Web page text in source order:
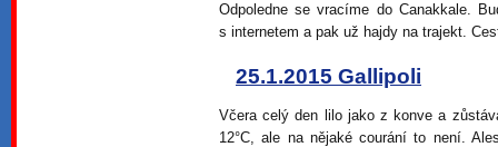
Odpoledne se vracíme do Canakkale.
s internetem a pak už hajdy na trajekt.
25.1.2015 Gallipoli
Včera celý den lilo jako z konve a
12°C, ale na nějaké courání to není.